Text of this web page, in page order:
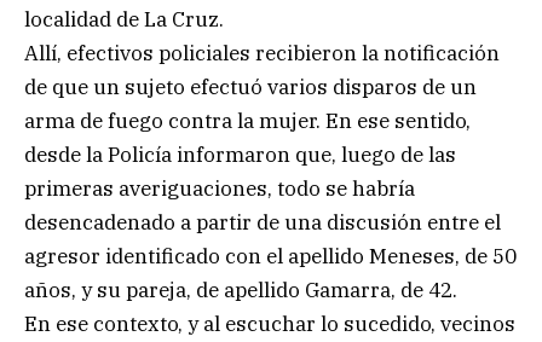
localidad de La Cruz.
Allí, efectivos policiales recibieron la notificación
de que un sujeto efectuó varios disparos de un
arma de fuego contra la mujer. En ese sentido,
desde la Policía informaron que, luego de las
primeras averiguaciones, todo se habría
desencadenado a partir de una discusión entre el
agresor identificado con el apellido Meneses, de 50
años, y su pareja, de apellido Gamarra, de 42.
En ese contexto, y al escuchar lo sucedido, vecinos